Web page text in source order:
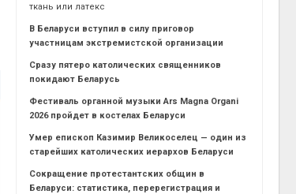
ткань или латекс
В Беларуси вступил в силу приговор
участницам экстремистской организации
Сразу пятеро католических священников
покидают Беларусь
Фестиваль органной музыки Ars Magna Organi
2026 пройдет в костелах Беларуси
Умер епископ Казимир Великоселец — один из
старейших католических иерархов Беларуси
Сокращение протестантских общин в
Беларуси: статистика, перерегистрация и